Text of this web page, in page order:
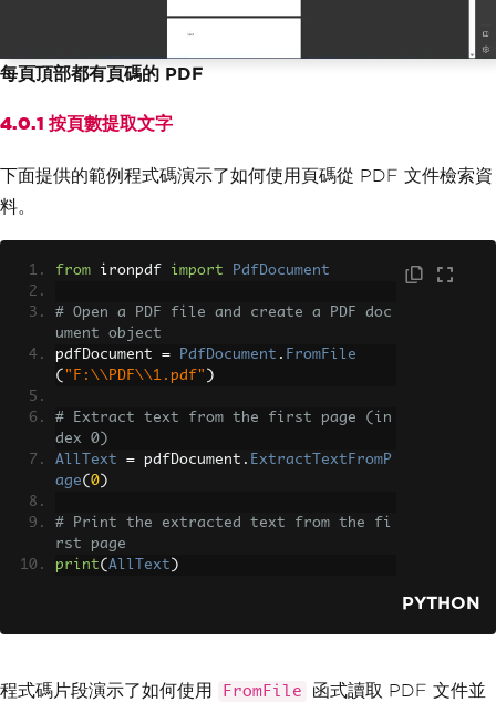
每頁頂部都有頁碼的 PDF
4.0.1 按頁數提取文字
下面提供的範例程式碼演示了如何使用頁碼從 PDF 文件檢索資
料。
from ironpdf import PdfDocument
# Open a PDF file and create a PDF doc
ument object
pdfDocument = PdfDocument . FromFile
( "F:\\PDF\\1.pdf" )
# Extract text from the first page (in
dex 0)
AllText
= pdfDocument . ExtractTextFromP
age( 0 )
# Print the extracted text from the fi
rst page
print( AllText )
PYTHON
程式碼片段演示了如何使用 FromFile
函式讀取 PDF 文件並